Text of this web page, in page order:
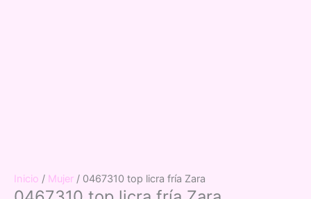
Inicio / Mujer / 0467310 top licra fría Zara